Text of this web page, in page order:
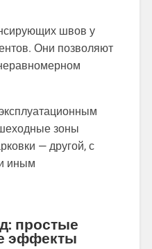
швов у
Они позволяют
зоны
— другой, с
иным
простые
эффекты